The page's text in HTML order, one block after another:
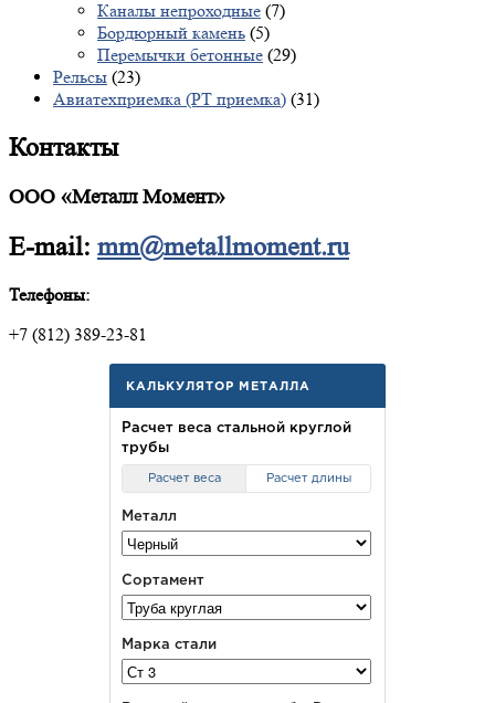
Каналы непроходные (7)
Бордюрный камень (5)
Перемычки бетонные (29)
Рельсы (23)
Авиатехприемка (РТ приемка) (31)
Контакты
ООО «Металл Момент»
E-mail: mm@metallmoment.ru
Телефоны:
+7 (812) 389-23-81